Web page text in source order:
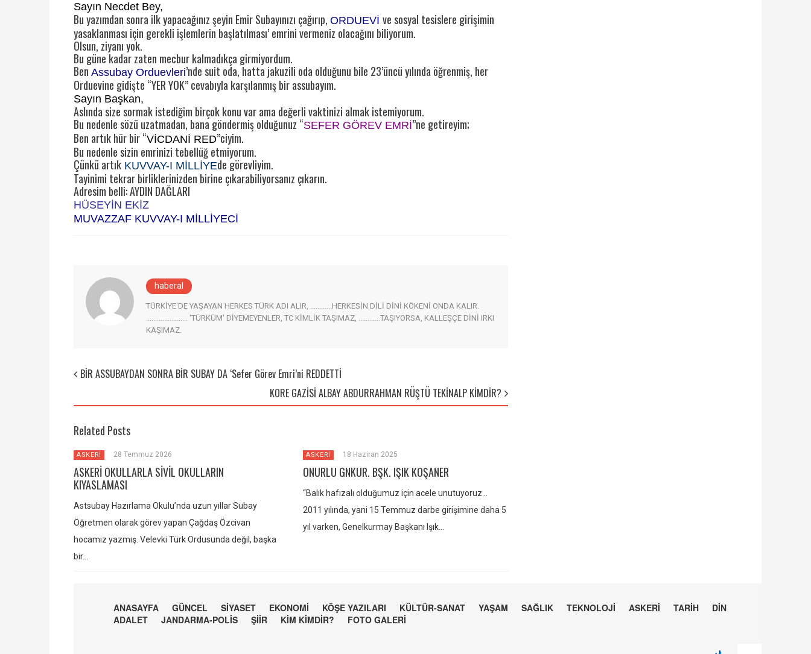
Sayın Necdet Bey,
Bu yazımdan sonra ilk yapacağınız şeyin Emir Subayınızı çağırıp, ORDUEVİ ve sosyal tesislere girişimin
yasaklanması için gerekli işlemlerin başlatılması’ emrini vermeniz olacağını biliyorum.
Olsun, ziyanı yok.
Bu güne kadar zaten mecbur kalmadıkça girmiyordum.
Ben Assubay Orduevleri’nde suit oda, hatta jakuzili oda olduğunu bile 23’üncü yılında öğrenmiş, her
Orduevine gidişte “YER YOK” cevabıyla karşılanmış bir assubayım.
Sayın Başkan,
Aslında size sormak istediğim birçok konu var ama değerli vaktinizi almak istemiyorum.
Bu nedenle sözü uzatmadan, bana göndermiş olduğunuz “SEFER GÖREV EMRİ”ne getireyim;
Ben artık hür bir “VİCDANİ RED”ciyim.
Bu nedenle sizin emrinizi tebellüğ etmiyorum.
Çünkü artık KUVVAY-I MİLLİYEde görevliyim.
Tayinimi tekrar birliklerinizden birine çıkarabiliyorsanız çıkarın.
Adresim belli: AYDIN DAĞLARI
HÜSEYİN EKİZ
MUVAZZAF KUVVAY-I MİLLİYECİ
haberal
TÜRKİYE'DE YAŞAYAN HERKES TÜRK ADI ALIR, ............HERKESİN DİLİ DİNİ KÖKENİ ONDA KALIR.
....................... 'TÜRKÜM' DİYEMEYENLER, TC KİMLİK TAŞIMAZ, ............TAŞIYORSA, KALLEŞÇE DİNİ IRKI
KAŞIMAZ.
BİR ASSUBAYDAN SONRA BİR SUBAY DA ‘Sefer Görev Emri’ni REDDETTİ
KORE GAZİSİ ALBAY ABDURRAHMAN RÜŞTÜ TEKİNALP KİMDİR?
Related Posts
ASKERİ 28 Temmuz 2026
ASKERİ OKULLARLA SİVİL OKULLARIN
KIYASLAMASI
Astsubay Hazırlama Okulu’nda uzun yıllar Subay
Öğretmen olarak görev yapan Çağdaş Özcivan
hocamız yazmış. Velevki Türk Ordusunda değil, başka
bir…
ASKERİ 18 Haziran 2025
ONURLU GNKUR. BŞK. IŞIK KOŞANER
“Balık hafızalı olduğumuz için acele unutuyoruz…
2011 yılında, yani 15 Temmuz darbe girişimine daha 5
yıl varken, Genelkurmay Başkanı Işık…
ANASAYFA GÜNCEL SİYASET EKONOMİ KÖŞE YAZILARI KÜLTÜR-SANAT YAŞAM SAĞLIK TEKNOLOJİ ASKERİ TARİH
DİN
ADALET
JANDARMA-POLİS ŞİİR KİM KİMDİR? FOTO GALERİ